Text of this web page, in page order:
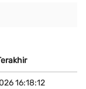
16:18:12